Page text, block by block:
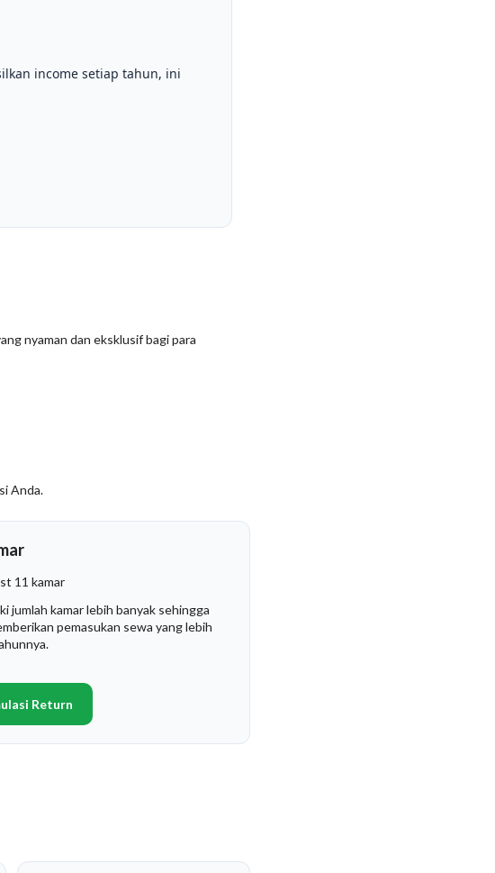
income setiap tahun, ini
nyaman dan eksklusif bagi para
Anda.
jumlah kamar lebih banyak sehingga
pemasukan sewa yang lebih
Return